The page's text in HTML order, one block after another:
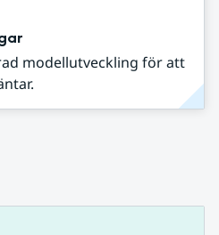
modellutveckling för att